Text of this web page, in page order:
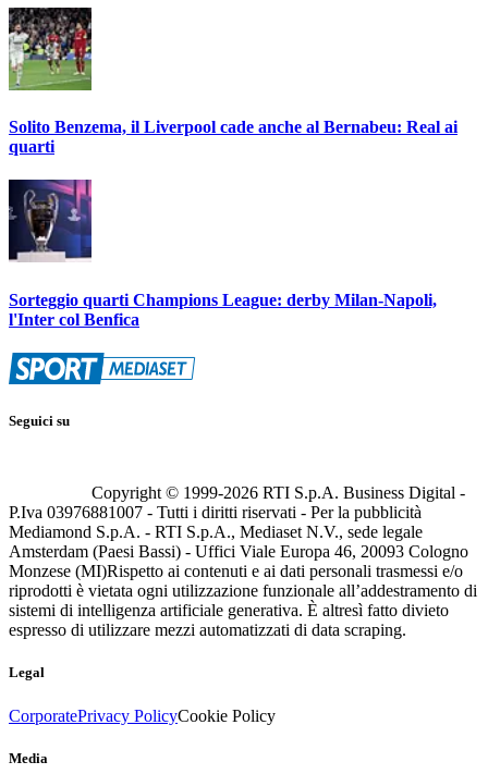
Solito Benzema, il Liverpool cade anche al Bernabeu: Real ai
quarti
Sorteggio quarti Champions League: derby Milan-Napoli,
l'Inter col Benfica
Seguici su
Copyright © 1999-2026 RTI S.p.A. Business Digital -
P.Iva 03976881007 - Tutti i diritti riservati - Per la pubblicità
Mediamond S.p.A. - RTI S.p.A., Mediaset N.V., sede legale
Amsterdam (Paesi Bassi) - Uffici Viale Europa 46, 20093 Cologno
Monzese (MI)Rispetto ai contenuti e ai dati personali trasmessi e/o
riprodotti è vietata ogni utilizzazione funzionale all’addestramento di
sistemi di intelligenza artificiale generativa. È altresì fatto divieto
espresso di utilizzare mezzi automatizzati di data scraping.
Legal
CorporatePrivacy PolicyCookie Policy
Media